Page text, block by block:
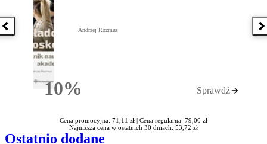
Poprzednia książka
10%Rabatu
Andrzej Rozmus
Sprawdź
Cena promocyjna: 71,11 zł | Cena regularna: 79,00 zł
Najniższa cena w ostatnich 30 dniach: 53,72 zł
Ostatnio dodane